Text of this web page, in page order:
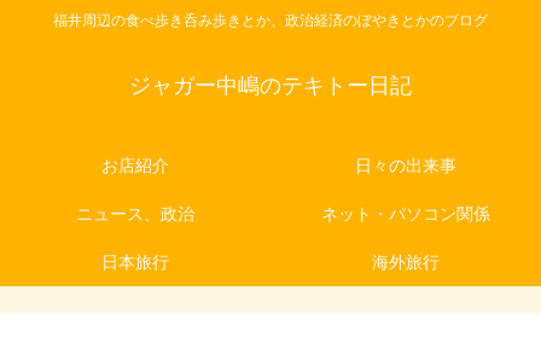
福井周辺の食べ歩き呑み歩きとか、政治経済のぼやきとかのブログ
ジャガー中嶋のテキトー日記
お店紹介 日々の出来事
ニュース、政治 ネット・パソコン関係
日本旅行 海外旅行